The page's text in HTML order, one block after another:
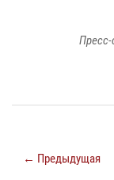
Пресс-
← Предыдущая